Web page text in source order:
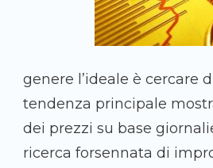
genere l’ideale è cercare
tendenza principale
dei prezzi su base
ricerca forsennata di